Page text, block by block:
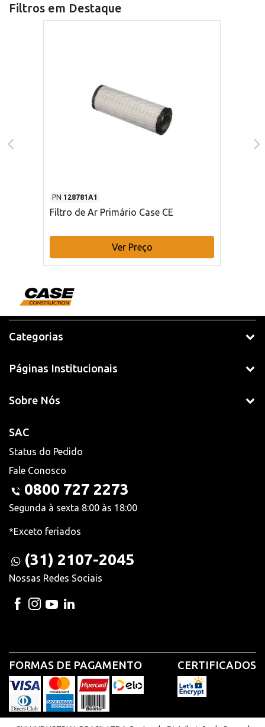
Filtros em Destaque
PN 128781A1
Filtro de Ar Primário Case CE
Ver Preço
Categorias
Páginas Institucionais
Sobre Nós
SAC
Status do Pedido
Fale Conosco
0800 727 2273
Segunda à sexta 8:00 às 18:00
*Exceto feriados
(31) 2107-2045
Nossas Redes Sociais
FORMAS DE PAGAMENTO CERTIFICADOS